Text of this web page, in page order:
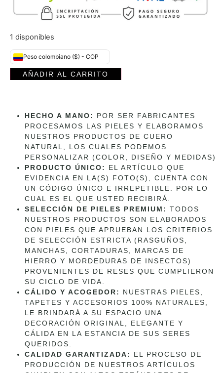
1 disponibles
Peso colombiano ($) - COP
AÑADIR AL CARRITO
HECHO A MANO:
POR SER FABRICANTES
PROCESAMOS LAS PIELES Y ELABORAMOS
NUESTROS PRODUCTOS DE CUERO
NATURAL, LOS CUALES PODEMOS
PERSONALIZAR (COLOR, DISEÑO Y MEDIDAS)
PRODUCTO ÚNICO:
EL ARTÍCULO QUE
EVIDENCIA EN LA(S) FOTO(S), CUENTA CON
UN CÓDIGO ÚNICO E IRREPETIBLE. POR LO
CUAL ES EL QUE USTED RECIBIRÁ.
SELECCIÓN DE PIELES PREMIUM: TODOS
NUESTROS PRODUCTOS SON ELABORADOS
CON PIELES QUE APRUEBAN LOS CRITERIOS
DE SELECCIÓN ESTRICTA (RASGUÑOS,
MANCHAS, CORTADURAS, MARCAS DE
HIERRO Y MORDEDURAS DE INSECTOS)
PROVENIENTES DE RESES QUE CUMPLIERON
SU CICLO DE VIDA.
CÁLIDO Y ACOGEDOR:
NUESTRAS PIELES,
TAPETES Y ACCESORIOS 100% NATURALES,
LE BRINDARÁ A SU ESPACIO UNA
DECORACIÓN ORIGINAL, ELEGANTE Y
CÁLIDA EN LA ESTANCIA DE SUS SERES
QUERIDOS.
CALIDAD GARANTIZADA:
EL PROCESO DE
PRODUCCIÓN DE NUESTROS ARTÍCULOS